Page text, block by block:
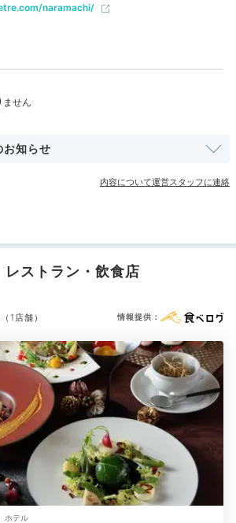
夕
トランで。大和野菜や地元のブラン
した地域の旬素材を使用したコース
ルインクルーシブなのも◎
一面のガ
む、開放的な雰囲気も味わって♪
ル バスタオル ドライヤー 電気ポット
認が取れている情報を表示しています。
naramachi/
お知らせ
内容について運営スタッフに連絡
レストラン・飲食店
（1店舗） 情報提供：
ホテル